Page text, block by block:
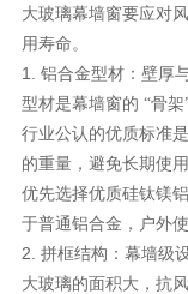
大玻璃幕墙窗要应对
用寿命。
1. 铝合金型材：壁厚
型材是幕墙窗的 “骨架
行业公认的优质标准
的重量，避免长期使
优先选择优质硅钛镁
于普通铝合金，户外
2. 拼框结构：幕墙级
大玻璃的面积大，抗